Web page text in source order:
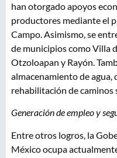
han otorgado apoyos
productores mediante el
Campo. Asimismo, se
de municipios como Villa
Otzoloapan y Rayón.
almacenamiento de agua,
rehabilitación de caminos
Generación de empleo y
Entre otros logros, la
México ocupa